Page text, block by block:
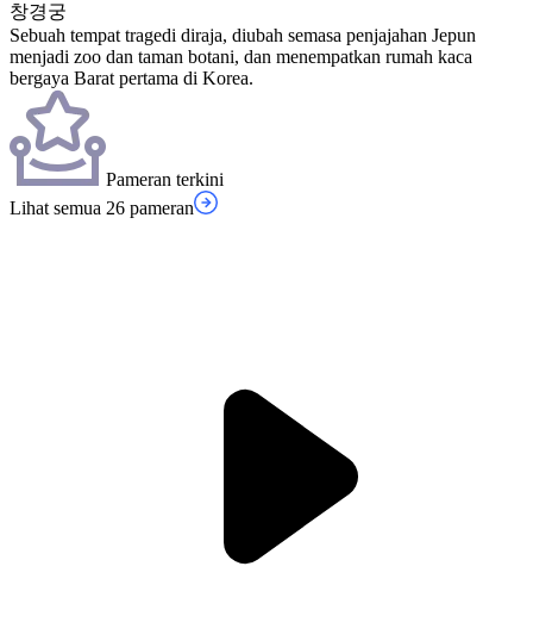
창경궁
Sebuah tempat tragedi diraja, diubah semasa penjajahan Jepun
menjadi zoo dan taman botani, dan menempatkan rumah kaca
bergaya Barat pertama di Korea.
Pameran terkini
Lihat semua 26 pameran